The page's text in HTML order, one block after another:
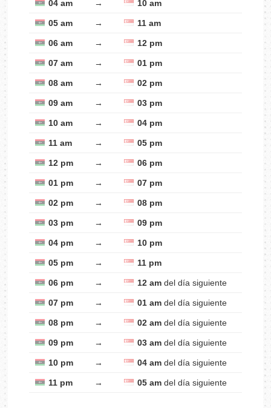
04 am → 10 am
05 am → 11 am
06 am → 12 pm
07 am → 01 pm
08 am → 02 pm
09 am → 03 pm
10 am → 04 pm
11 am → 05 pm
12 pm → 06 pm
01 pm → 07 pm
02 pm → 08 pm
03 pm → 09 pm
04 pm → 10 pm
05 pm → 11 pm
06 pm → 12 am del día siguiente
07 pm → 01 am del día siguiente
08 pm → 02 am del día siguiente
09 pm → 03 am del día siguiente
10 pm → 04 am del día siguiente
11 pm → 05 am del día siguiente